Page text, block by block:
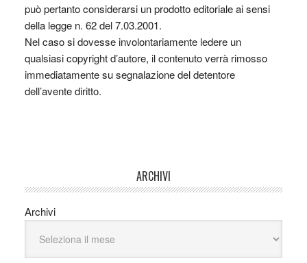
può pertanto considerarsi un prodotto editoriale ai sensi
della legge n. 62 del 7.03.2001.
Nel caso si dovesse involontariamente ledere un
qualsiasi copyright d’autore, il contenuto verrà rimosso
immediatamente su segnalazione del detentore
dell’avente diritto.
ARCHIVI
Archivi